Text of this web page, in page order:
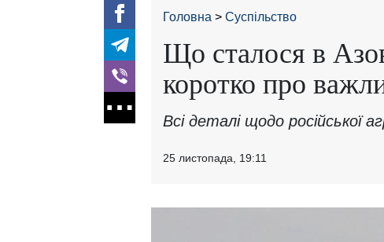
Головна Суспільство
Що сталося в
коротко про
Всі деталі щодо російської
25 листопада, 19:11